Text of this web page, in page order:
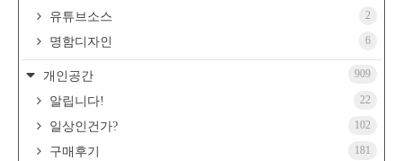
유튜브소스 2
명함디자인 6
개인공간 909
알립니다! 22
일상인건가? 102
구매후기 181